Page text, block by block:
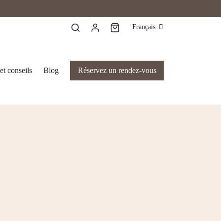
Français
conseils Blog Réservez un rendez-vous